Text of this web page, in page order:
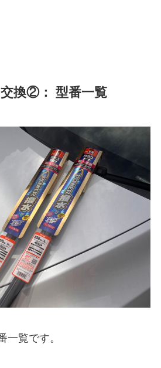
換②： 型番一覧
一覧です。